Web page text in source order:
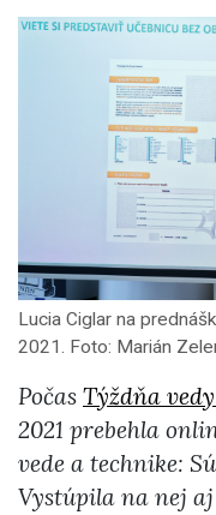
Lucia Ciglar na
2021. Foto: Marián
Počas Týždňa
2021 prebehla
vede a technike:
Vystúpila na nej